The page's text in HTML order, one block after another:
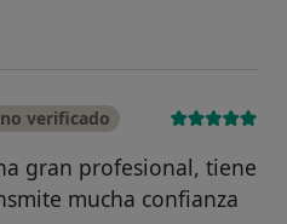
verificado
gran profesional, tiene
mucha confianza